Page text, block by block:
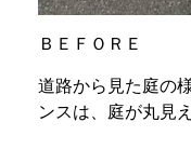
ＢＥＦＯＲＥ
道路から見た庭の
ンスは、庭が丸見